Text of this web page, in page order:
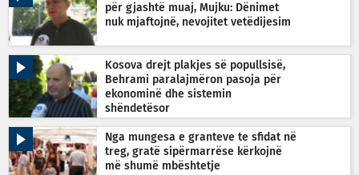
për gjashtë muaj, Mujku: Dënimet
nuk mjaftojnë, nevojitet vetëdijesim
Kosova drejt plakjes së popullsisë,
Behrami paralajmëron pasoja për
ekonominë dhe sistemin
shëndetësor
Nga mungesa e granteve te sfidat në
treg, gratë sipërmarrëse kërkojnë
më shumë mbështetje